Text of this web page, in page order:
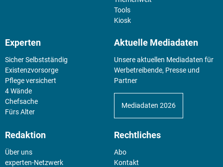
Tools
Kiosk
Experten
Sicher Selbstständig
Existenz­vorsorge
Pflege versichert
4 Wände
Chefsache
Fürs Alter
Aktuelle Mediadaten
Unsere aktuellen Mediadaten für
Werbetreibende, Presse und
Partner
Mediadaten 2026
Redaktion
Über uns
experten-Netzwerk
Rechtliches
Abo
Kontakt